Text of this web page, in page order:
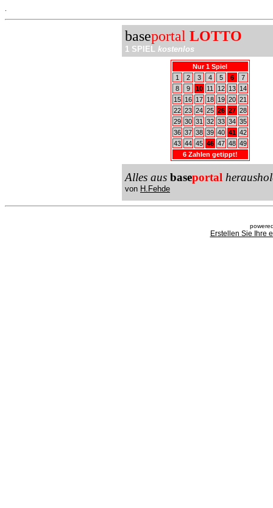
baseportal LOTTO
1 SPIEL kostenlos
Nur 1 Spiel
1
2 3 4 5 6
7
8
9 10 11 12 13
14
15
16 17 18 19 20 21
22 23 24 25 26 27 28
29 30 31 32 33 34 35
36 37 38 39 40 41 42
43 44 45 46 47 48 49
6 Zahlen getippt!
Alles aus baseportal
von H.Fehde
Erstellen Sie Ihre